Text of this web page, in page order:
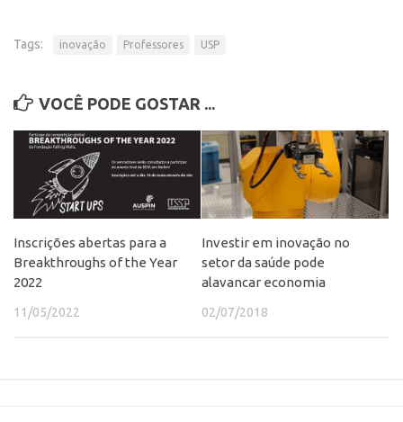
Transferência de Tecnologia
PD&I
Convênios
Chamamento
Parcerias PD&I
PIPE/FAPESP
SPRINT
Programas
Tags: inovação Professores USP
VOCÊ PODE GOSTAR ...
Inscrições abertas para a
Breakthroughs of the Year
2022
11/05/2022
Investir em inovação no
setor da saúde pode
alavancar economia
02/07/2018